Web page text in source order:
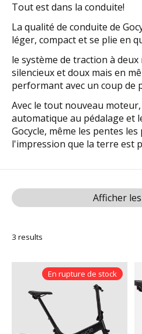
Tout est dans la conduite!
La qualité de conduite de
léger, compact et se plie en
le système de traction à deux
silencieux et doux mais en
performant avec un coup de
Avec le tout nouveau
automatique au pédalage et
Gocycle, même les pentes
l'impression que la terre est
Afficher
3 results
En rupture de stock